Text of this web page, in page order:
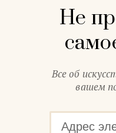
Не
Все об
вашем